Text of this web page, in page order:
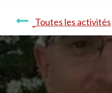
Toutes les activités